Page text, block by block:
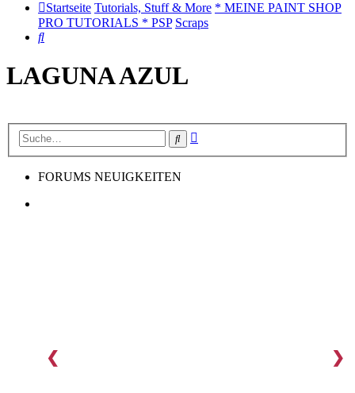
Startseite Tutorials, Stuff & More * MEINE PAINT SHOP
PRO TUTORIALS * PSP Scraps
Suche
LAGUNA AZUL
Suche
FORUMS NEUIGKEITEN
❮ ❯